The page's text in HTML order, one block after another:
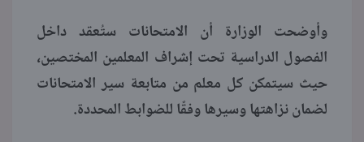
وأوضحت الوزارة أن الامتحانات ستُعقد داخل
الفصول الدراسية تحت إشراف المعلمين المختصين،
حيث سيتمكن كل معلم من متابعة سير الامتحانات
لضمان نزاهتها وسيرها وفقًا للضوابط المحددة.